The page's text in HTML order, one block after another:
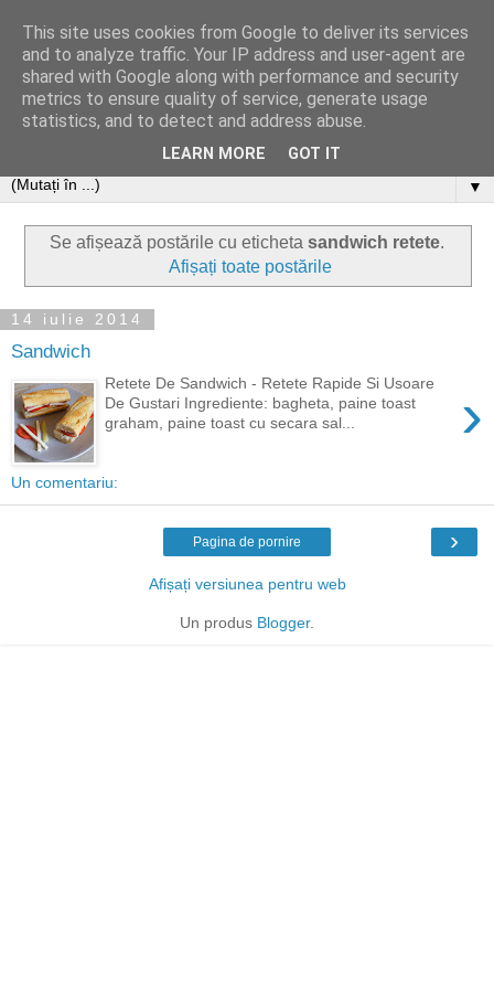
▼
Se afișează postările cu eticheta sandwich retete.
Afișați toate postările
14 iulie 2014
Sandwich
›
Retete De Sandwich - Retete Rapide Si Usoare
De Gustari Ingrediente: bagheta, paine toast
graham, paine toast cu secara sal...
Un comentariu:
›
Pagina de pornire
Afișați versiunea pentru web
Un produs Blogger.
This site uses cookies from Google to deliver its services
and to analyze traffic. Your IP address and user-agent are
shared with Google along with performance and security
metrics to ensure quality of service, generate usage
statistics, and to detect and address abuse.
LEARN MORE GOT IT